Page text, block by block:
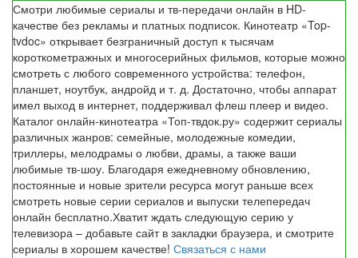
Смотри любимые сериалы и тв-передачи онлайн в HD-
качестве без рекламы и платных подписок. Кинотеатр «Top-
tvdoc» открывает безграничный доступ к тысячам
короткометражных и многосерийных фильмов, которые можно
смотреть с любого современного устройства: телефон,
планшет, ноутбук, андройд и т. д. Достаточно, чтобы аппарат
имел выход в интернет, поддерживал флеш плеер и видео.
Каталог онлайн-кинотеатра «Топ-твдок.ру» содержит сериалы
различных жанров: семейные, молодежные комедии,
триллеры, мелодрамы о любви, драмы, а также ваши
любимые тв-шоу. Благодаря ежедневному обновлению,
постоянные и новые зрители ресурса могут раньше всех
смотреть новые серии сериалов и выпуски телепередач
онлайн бесплатно.Хватит ждать следующую серию у
телевизора – добавьте сайт в закладки браузера, и смотрите
сериалы в хорошем качестве! Связаться с нами